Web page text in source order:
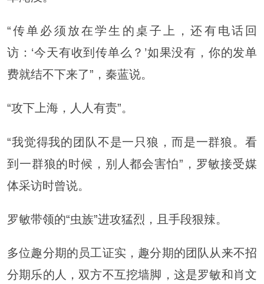
“传单必须放在学生的桌子上，还有电话回
访：‘今天有收到传单么？’如果没有，你的发单
费就结不下来了”，秦蓝说。
“攻下上海，人人有责”。
“我觉得我的团队不是一只狼，而是一群狼。看
到一群狼的时候，别人都会害怕”，罗敏接受媒
体采访时曾说。
罗敏带领的“虫族”进攻猛烈，且手段狠辣。
多位趣分期的员工证实，趣分期的团队从来不招
分期乐的人，双方不互挖墙脚，这是罗敏和肖文